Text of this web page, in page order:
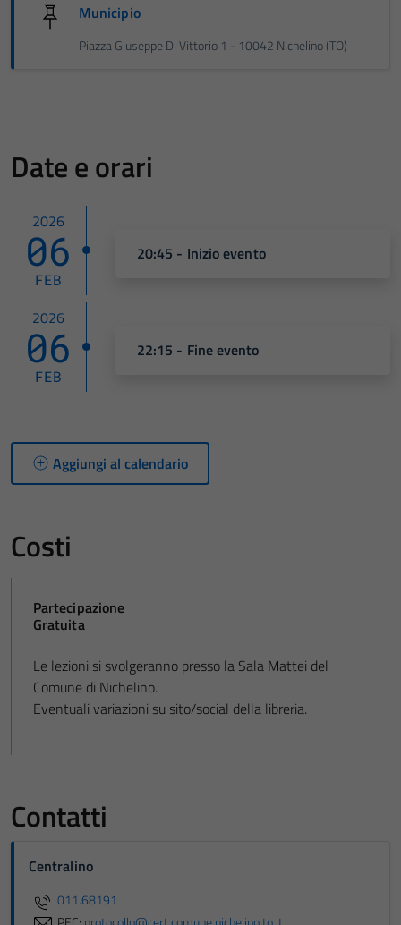
Municipio
Piazza Giuseppe Di Vittorio 1 - 10042 Nichelino (TO)
Date e orari
2026
06
FEB
20:45 - Inizio evento
2026
06
FEB
22:15 - Fine evento
Aggiungi al calendario
Costi
Partecipazione
Gratuita
Le lezioni si svolgeranno presso la Sala Mattei del
Comune di Nichelino.
Eventuali variazioni su sito/social della libreria.
Contatti
Centralino
011.68191